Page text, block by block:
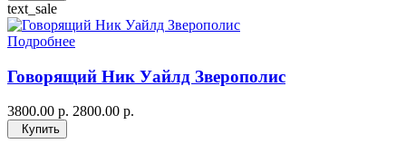
text_sale
Подробнее
Говорящий Ник Уайлд Зверополис
3800.00 р. 2800.00 р.
Купить